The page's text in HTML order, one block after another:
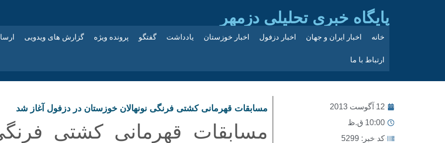
پایگاه خبری تحلیلی دزمهر
خانه اخبار ایران و جهان اخبار دزفول اخبار خوزستان یادداشت گفتگو پرونده ویژه گزارش های ویدویی
ارتباط با ما
12 آگوست 2013
10:00 ق.ظ
کد خبر: 5299
مسابقات قهرمانی کشتی فرنگی نونهالان خوزستان در دزفول آغاز شد
مسابقات قهرمانی کشتی